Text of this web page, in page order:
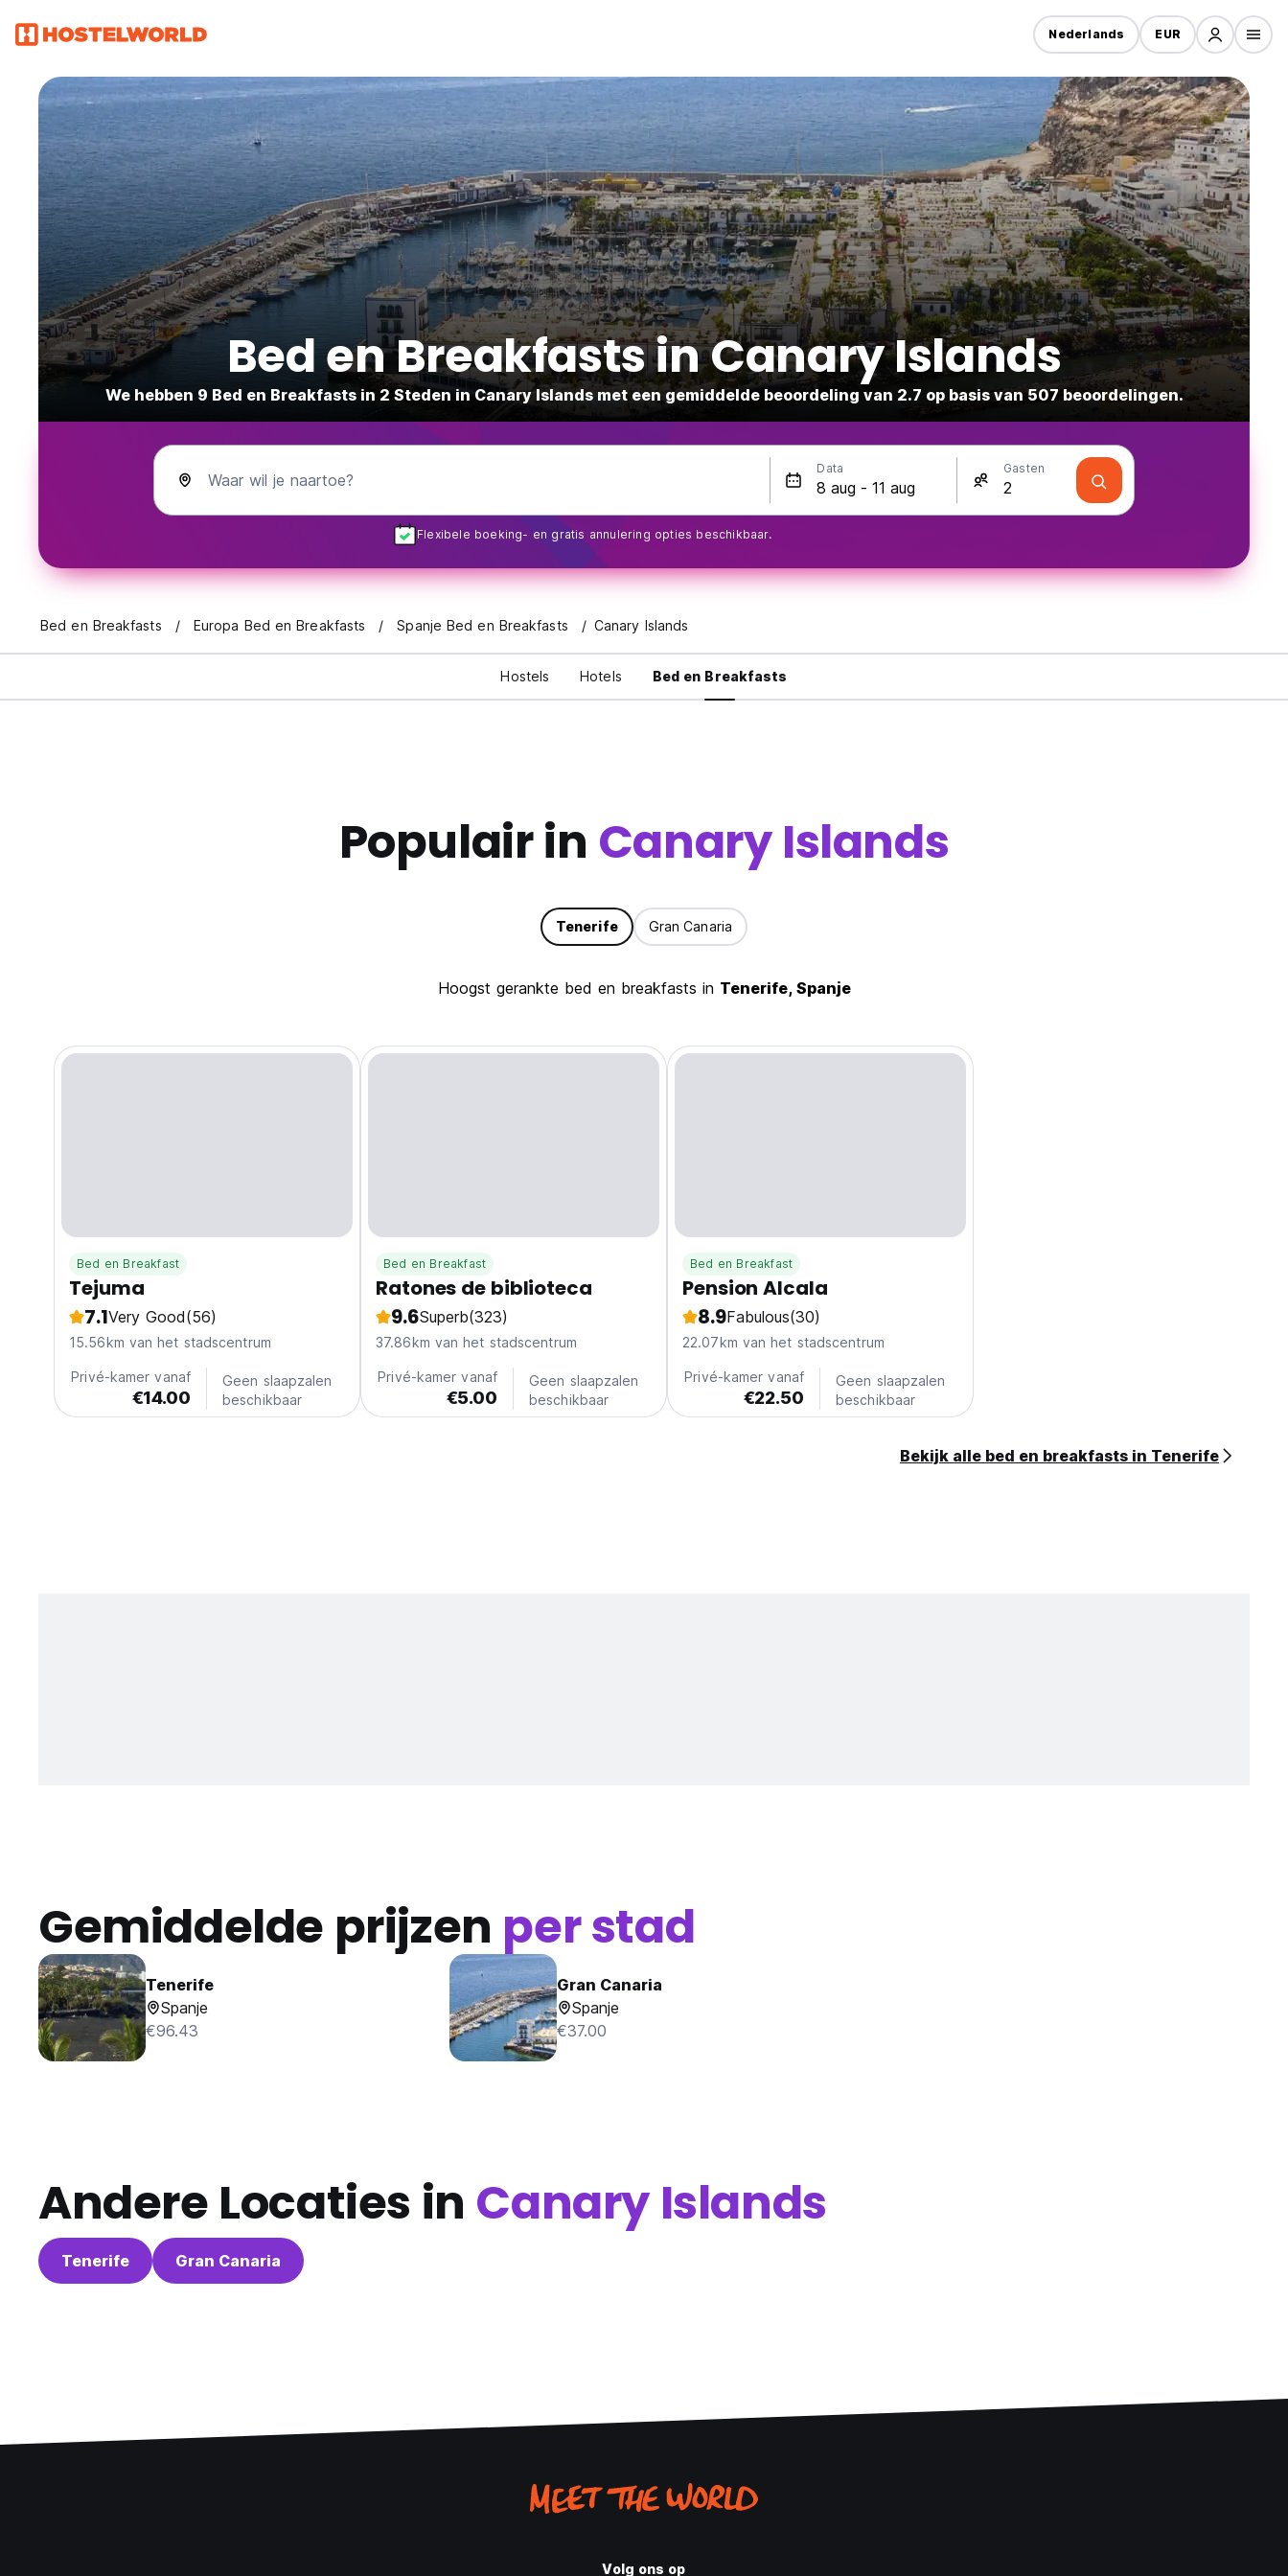
Nederlands EUR
Bed en Breakfasts in Canary Islands
We hebben 9 Bed en Breakfasts in 2 Steden in Canary Islands met een gemiddelde beoordeling van 2.7 op basis van 507 beoordelingen.
Waar wil je naartoe?
Data Gasten
Flexibele boeking- en gratis annulering opties beschikbaar.
Bed en Breakfasts Europa Bed en Breakfasts Spanje Bed en Breakfasts Canary Islands
Hostels Hotels Bed en Breakfasts
Populair in Canary Islands
Tenerife Gran Canaria
Hoogst gerankte bed en breakfasts in Tenerife, Spanje
Bed en Breakfast
Tejuma
7.1Very Good(56)
15.56km van het stadscentrum
Privé-kamer vanaf
€14.00
Geen slaapzalen
beschikbaar
Bed en Breakfast
Ratones de biblioteca
9.6Superb(323)
37.86km van het stadscentrum
Privé-kamer vanaf
€5.00
Geen slaapzalen
beschikbaar
Bed en Breakfast
Pension Alcala
8.9Fabulous(30)
22.07km van het stadscentrum
Privé-kamer vanaf
€22.50
Geen slaapzalen
beschikbaar
Bekijk alle bed en breakfasts in Tenerife
Gemiddelde prijzen per stad
Tenerife
Spanje
€96.43
Gran Canaria
Spanje
€37.00
Andere Locaties in Canary Islands
Tenerife Gran Canaria
Volg ons op